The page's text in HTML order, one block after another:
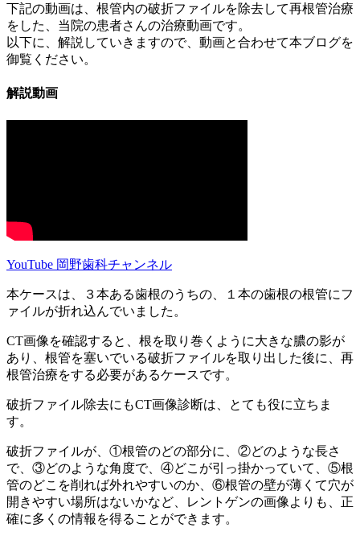
下記の動画は、根管内の破折ファイルを除去して再根管治療
をした、当院の患者さんの治療動画です。
以下に、解説していきますので、動画と合わせて本ブログを
御覧ください。
解説動画
YouTube 岡野歯科チャンネル
本ケースは、３本ある歯根のうちの、１本の歯根の根管にフ
ァイルが折れ込んでいました。
CT画像を確認すると、根を取り巻くように大きな膿の影が
あり、根管を塞いでいる破折ファイルを取り出した後に、再
根管治療をする必要があるケースです。
破折ファイル除去にもCT画像診断は、とても役に立ちま
す。
破折ファイルが、①根管のどの部分に、②どのような長さ
で、③どのような角度で、④どこが引っ掛かっていて、⑤根
管のどこを削れば外れやすいのか、⑥根管の壁が薄くて穴が
開きやすい場所はないかなど、レントゲンの画像よりも、正
確に多くの情報を得ることができます。